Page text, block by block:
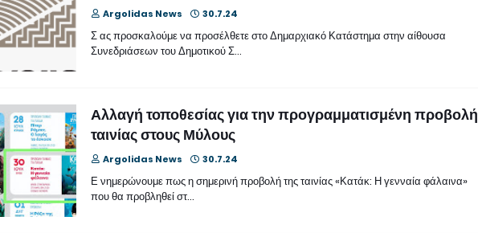
Argolidas News 30.7.24
Σ ας προσκαλούμε να προσέλθετε στο Δημαρχιακό Κατάστημα στην αίθουσα
Συνεδριάσεων του Δημοτικού Σ…
Αλλαγή τοποθεσίας για την προγραμματισμένη προβολή
ταινίας στους Μύλους
Argolidas News 30.7.24
Ε νημερώνουμε πως η σημερινή προβολή της ταινίας «Κατάκ: Η γενναία φάλαινα»
που θα προβληθεί στ…